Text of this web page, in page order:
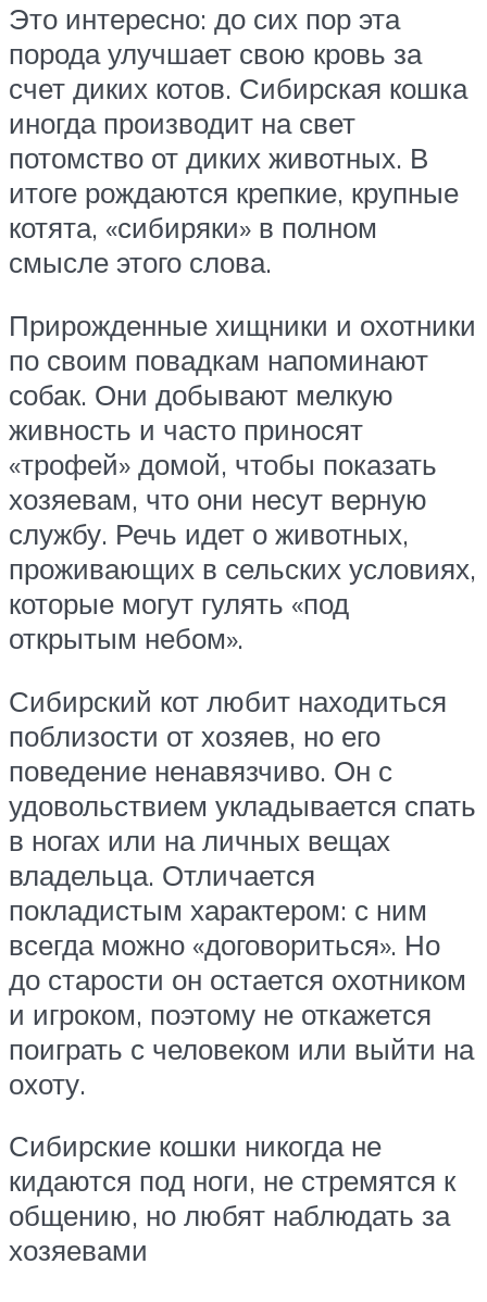
Это интересно: до сих пор эта
порода улучшает свою кровь за
счет диких котов. Сибирская кошка
иногда производит на свет
потомство от диких животных. В
итоге рождаются крепкие, крупные
котята, «сибиряки» в полном
смысле этого слова.
Прирожденные хищники и охотники
по своим повадкам напоминают
собак. Они добывают мелкую
живность и часто приносят
«трофей» домой, чтобы показать
хозяевам, что они несут верную
службу. Речь идет о животных,
проживающих в сельских условиях,
которые могут гулять «под
открытым небом».
Сибирский кот любит находиться
поблизости от хозяев, но его
поведение ненавязчиво. Он с
удовольствием укладывается спать
в ногах или на личных вещах
владельца. Отличается
покладистым характером: с ним
всегда можно «договориться». Но
до старости он остается охотником
и игроком, поэтому не откажется
поиграть с человеком или выйти на
охоту.
Сибирские кошки никогда не
кидаются под ноги, не стремятся к
общению, но любят наблюдать за
хозяевами